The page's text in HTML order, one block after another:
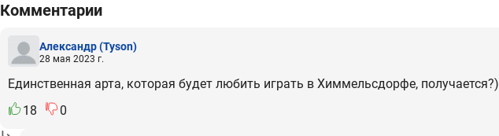
Комментарии
Александр(Tyson)
28 мая 2023 г.
Единственная арта, которая будет любить играть в Химмельсдорфе, получается?)
18
0